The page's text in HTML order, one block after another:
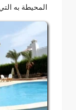
المحيطة به التي يتم